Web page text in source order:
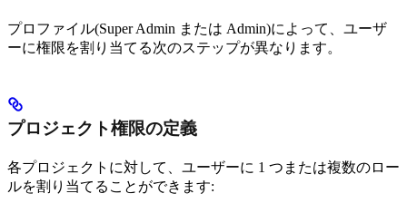
プロファイル(Super Admin または Admin)によって、ユーザ
ーに権限を割り当てる次のステップが異なります。
プロジェクト権限の定義
各プロジェクトに対して、ユーザーに 1 つまたは複数のロー
ルを割り当てることができます: